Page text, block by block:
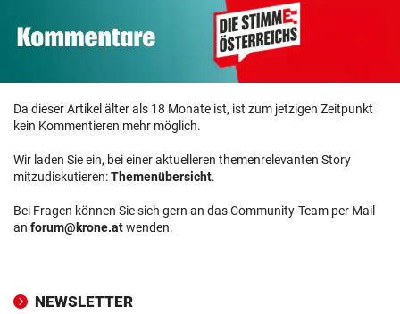
Da dieser Artikel älter als 18 Monate ist, ist zum jetzigen Zeitpunkt
kein Kommentieren mehr möglich.
Wir laden Sie ein, bei einer aktuelleren themenrelevanten Story
mitzudiskutieren:Themenübersicht.
Bei Fragen können Sie sich gern an das Community-Team per Mail
an forum@krone.atwenden.
NEWSLETTER